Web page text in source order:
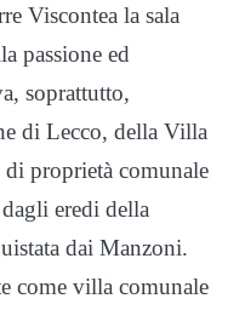
Viscontea la sala
passione ed
soprattutto,
di Lecco, della Villa
proprietà comunale
eredi della
dai Manzoni.
come villa comunale